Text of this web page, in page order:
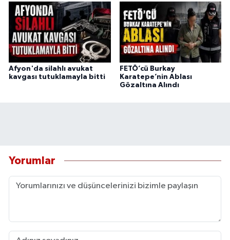
Afyon'da silahlı avukat
kavgası tutuklamayla bitti
FETÖ’cü Burkay
Karatepe’nin Ablası
Gözaltına Alındı
Yorumlar